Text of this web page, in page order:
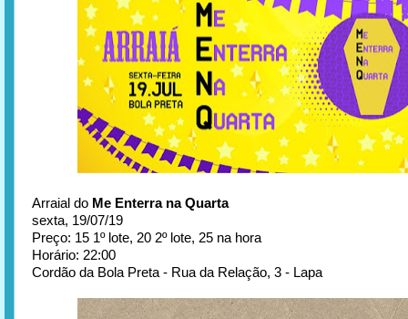
Arraial do Me Enterra na Quarta
sexta, 19/07/19
Preço: 15 1º lote, 20 2º lote, 25 na hora
Horário: 22:00
Cordão da Bola Preta - Rua da Relação, 3 - Lapa